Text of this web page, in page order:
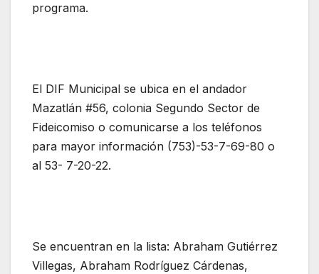
programa.
El DIF Municipal se ubica en el andador
Mazatlán #56, colonia Segundo Sector de
Fideicomiso o comunicarse a los teléfonos
para mayor información (753)-53-7-69-80 o
al 53- 7-20-22.
Se encuentran en la lista: Abraham Gutiérrez
Villegas, Abraham Rodríguez Cárdenas,